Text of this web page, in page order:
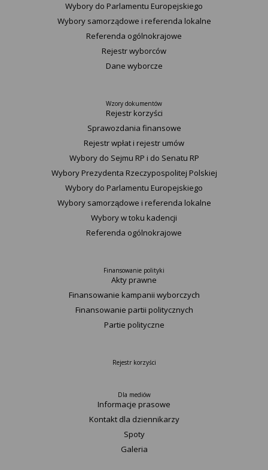
Wybory do Parlamentu Europejskiego
Wybory samorządowe i referenda lokalne
Referenda ogólnokrajowe
Rejestr wyborców
Dane wyborcze
Wzory dokumentów
Rejestr korzyści
Sprawozdania finansowe
Rejestr wpłat i rejestr umów
Wybory do Sejmu RP i do Senatu RP
Wybory Prezydenta Rzeczypospolitej Polskiej
Wybory do Parlamentu Europejskiego
Wybory samorządowe i referenda lokalne
Wybory w toku kadencji
Referenda ogólnokrajowe
Finansowanie polityki
Akty prawne
Finansowanie kampanii wyborczych
Finansowanie partii politycznych
Partie polityczne
Rejestr korzyści
Dla mediów
Informacje prasowe
Kontakt dla dziennikarzy
Spoty
Galeria